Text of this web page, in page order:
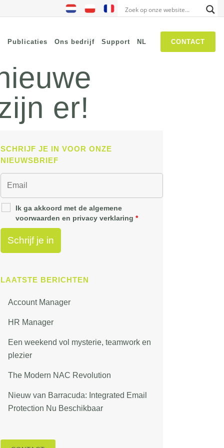
CONTACT
NIS2
SASE
Publicaties Ons bedrijf Support NL
er!
SCHRIJF JE IN VOOR ONZE
NIEUWSBRIEF
Ik ga akkoord met de algemene
voorwaarden en privacy verklaring*
LAATSTE BERICHTEN
Account Manager
HR Manager
Een weekend vol mysterie, teamwork en
plezier
The Modern NAC Revolution
Nieuw van Barracuda: Integrated Email
Protection Nu Beschikbaar